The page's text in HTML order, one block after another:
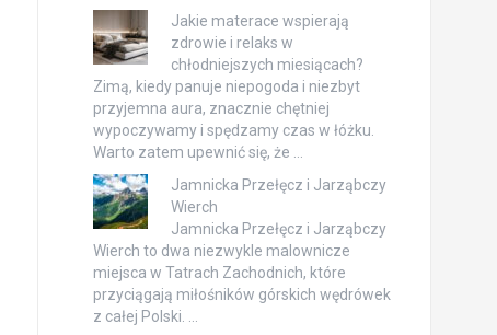
Jakie materace wspierają
zdrowie i relaks w
chłodniejszych miesiącach?
Zimą, kiedy panuje niepogoda i niezbyt
przyjemna aura, znacznie chętniej
wypoczywamy i spędzamy czas w łóżku.
Warto zatem upewnić się, że …
Jamnicka Przełęcz i Jarząbczy
Wierch
Jamnicka Przełęcz i Jarząbczy
Wierch to dwa niezwykle malownicze
miejsca w Tatrach Zachodnich, które
przyciągają miłośników górskich wędrówek
z całej Polski. …